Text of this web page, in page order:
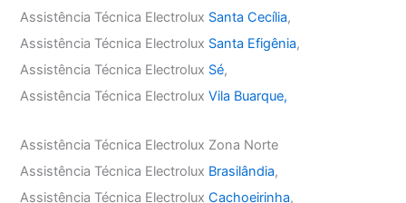
Assistência Técnica Electrolux Santa Cecília,
Assistência Técnica Electrolux Santa Efigênia,
Assistência Técnica Electrolux Sé,
Assistência Técnica ElectroluxVila Buarque,
Assistência Técnica Electrolux Zona Norte
Assistência Técnica Electrolux Brasilândia,
Assistência Técnica ElectroluxCachoeirinha,